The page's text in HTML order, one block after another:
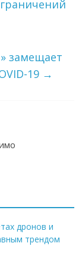
замещает
19 →
дронов и
трендом